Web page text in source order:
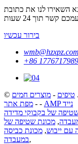
השאירו לנו את כתובת
בירור עכשיו
wmb@hzxpz.com
+86
טיפים - מוצרים חמים
- מפת אתר -
AMP נייד
של בקבוקי מדידה
, מכונת שטיפה של
עם ייבוש, מכונת כביסה
במעבדה,